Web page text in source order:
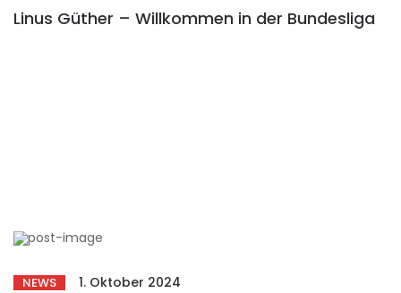
Linus Güther – Willkommen in der Bundesliga
NEWS 1. Oktober 2024